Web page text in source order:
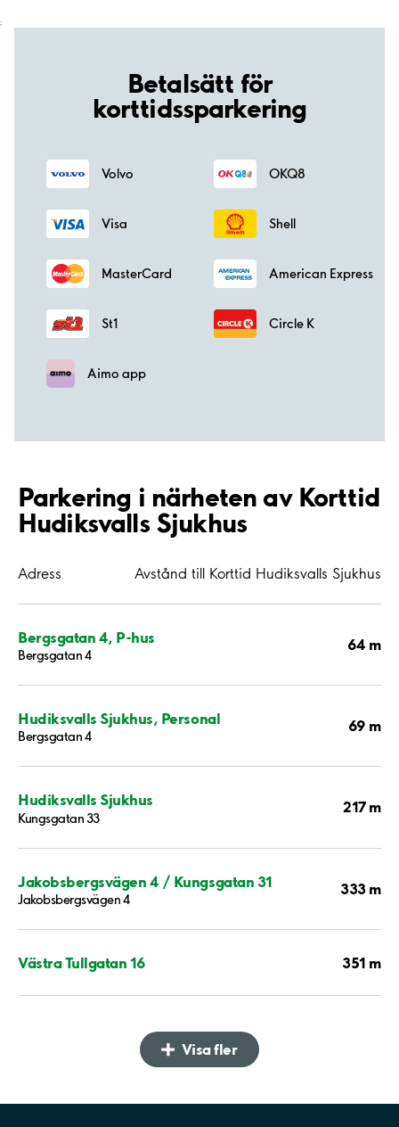
;
Betalsätt för
korttidssparkering
Volvo OKQ8
Visa Shell
MasterCard American Express
St1 Circle K
Aimo app
Parkering i närheten av Korttid
Hudiksvalls Sjukhus
Adress Avstånd till Korttid Hudiksvalls Sjukhus
Bergsgatan 4, P-hus
Bergsgatan 4
64 m
Hudiksvalls Sjukhus, Personal
Bergsgatan 4
69 m
Hudiksvalls Sjukhus
Kungsgatan 33
217 m
Jakobsbergsvägen 4 / Kungsgatan 31
Jakobsbergsvägen 4
333 m
Västra Tullgatan 16 351 m
Visa fler